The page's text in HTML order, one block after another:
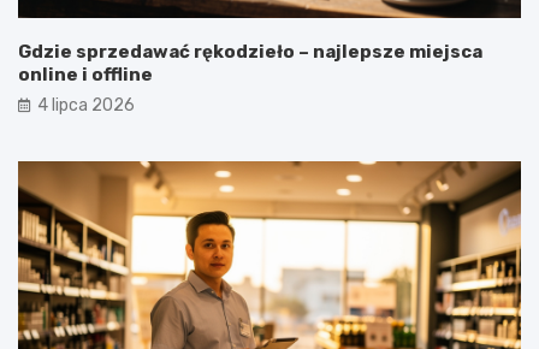
Gdzie sprzedawać rękodzieło – najlepsze miejsca
online i offline
4 lipca 2026